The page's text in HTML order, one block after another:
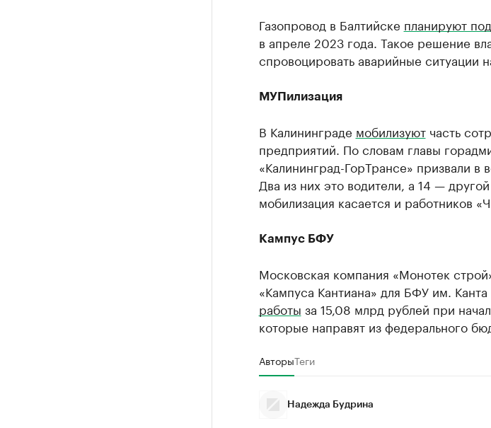
Газопровод в Балтийске планируют
в апреле 2023 года. Такое решение
спровоцировать аварийные ситуации
МУПилизация
В Калининграде мобилизуютчасть
предприятий. По словам главы
«Калининград-ГорТрансе» призвали в
Два из них это водители, а 14 —
мобилизация касается и работников
Кампус БФУ
Московская компания «Монотек
«Кампуса Кантиана» для БФУ им.
работы за 15,08 млрд рублей при
которые направят из федерального
АвторыТеги
Надежда Будрина